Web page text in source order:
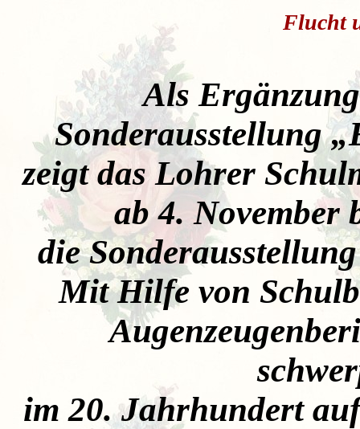
Flucht
Als
Sonderausstellung
zeigt das Lohrer
ab 4. November
die
Mit Hilfe von
im 20. Jahrhundert